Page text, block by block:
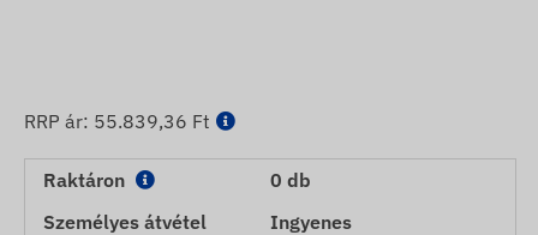
RRP ár: 55.839,36 Ft
Raktáron
0 db
Személyes átvétel
Ingyenes